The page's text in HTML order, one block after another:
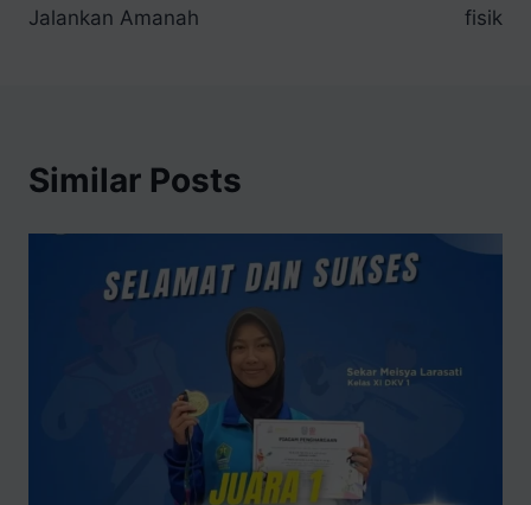
Jalankan Amanah
fisik
Similar Posts